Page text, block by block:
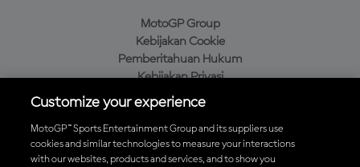
MotoGP Group
Kebijakan Cookie
Pemberitahuan Hukum
Kebijakan Privasi
Kebijakan Pembelian
Unduh Aplikasi Resmi MotoGP™
Customize your experience
MotoGP™ Sports Entertainment Group and its suppliers use
cookies and similar technologies to measure your interactions
with our websites, products and services, and to show you